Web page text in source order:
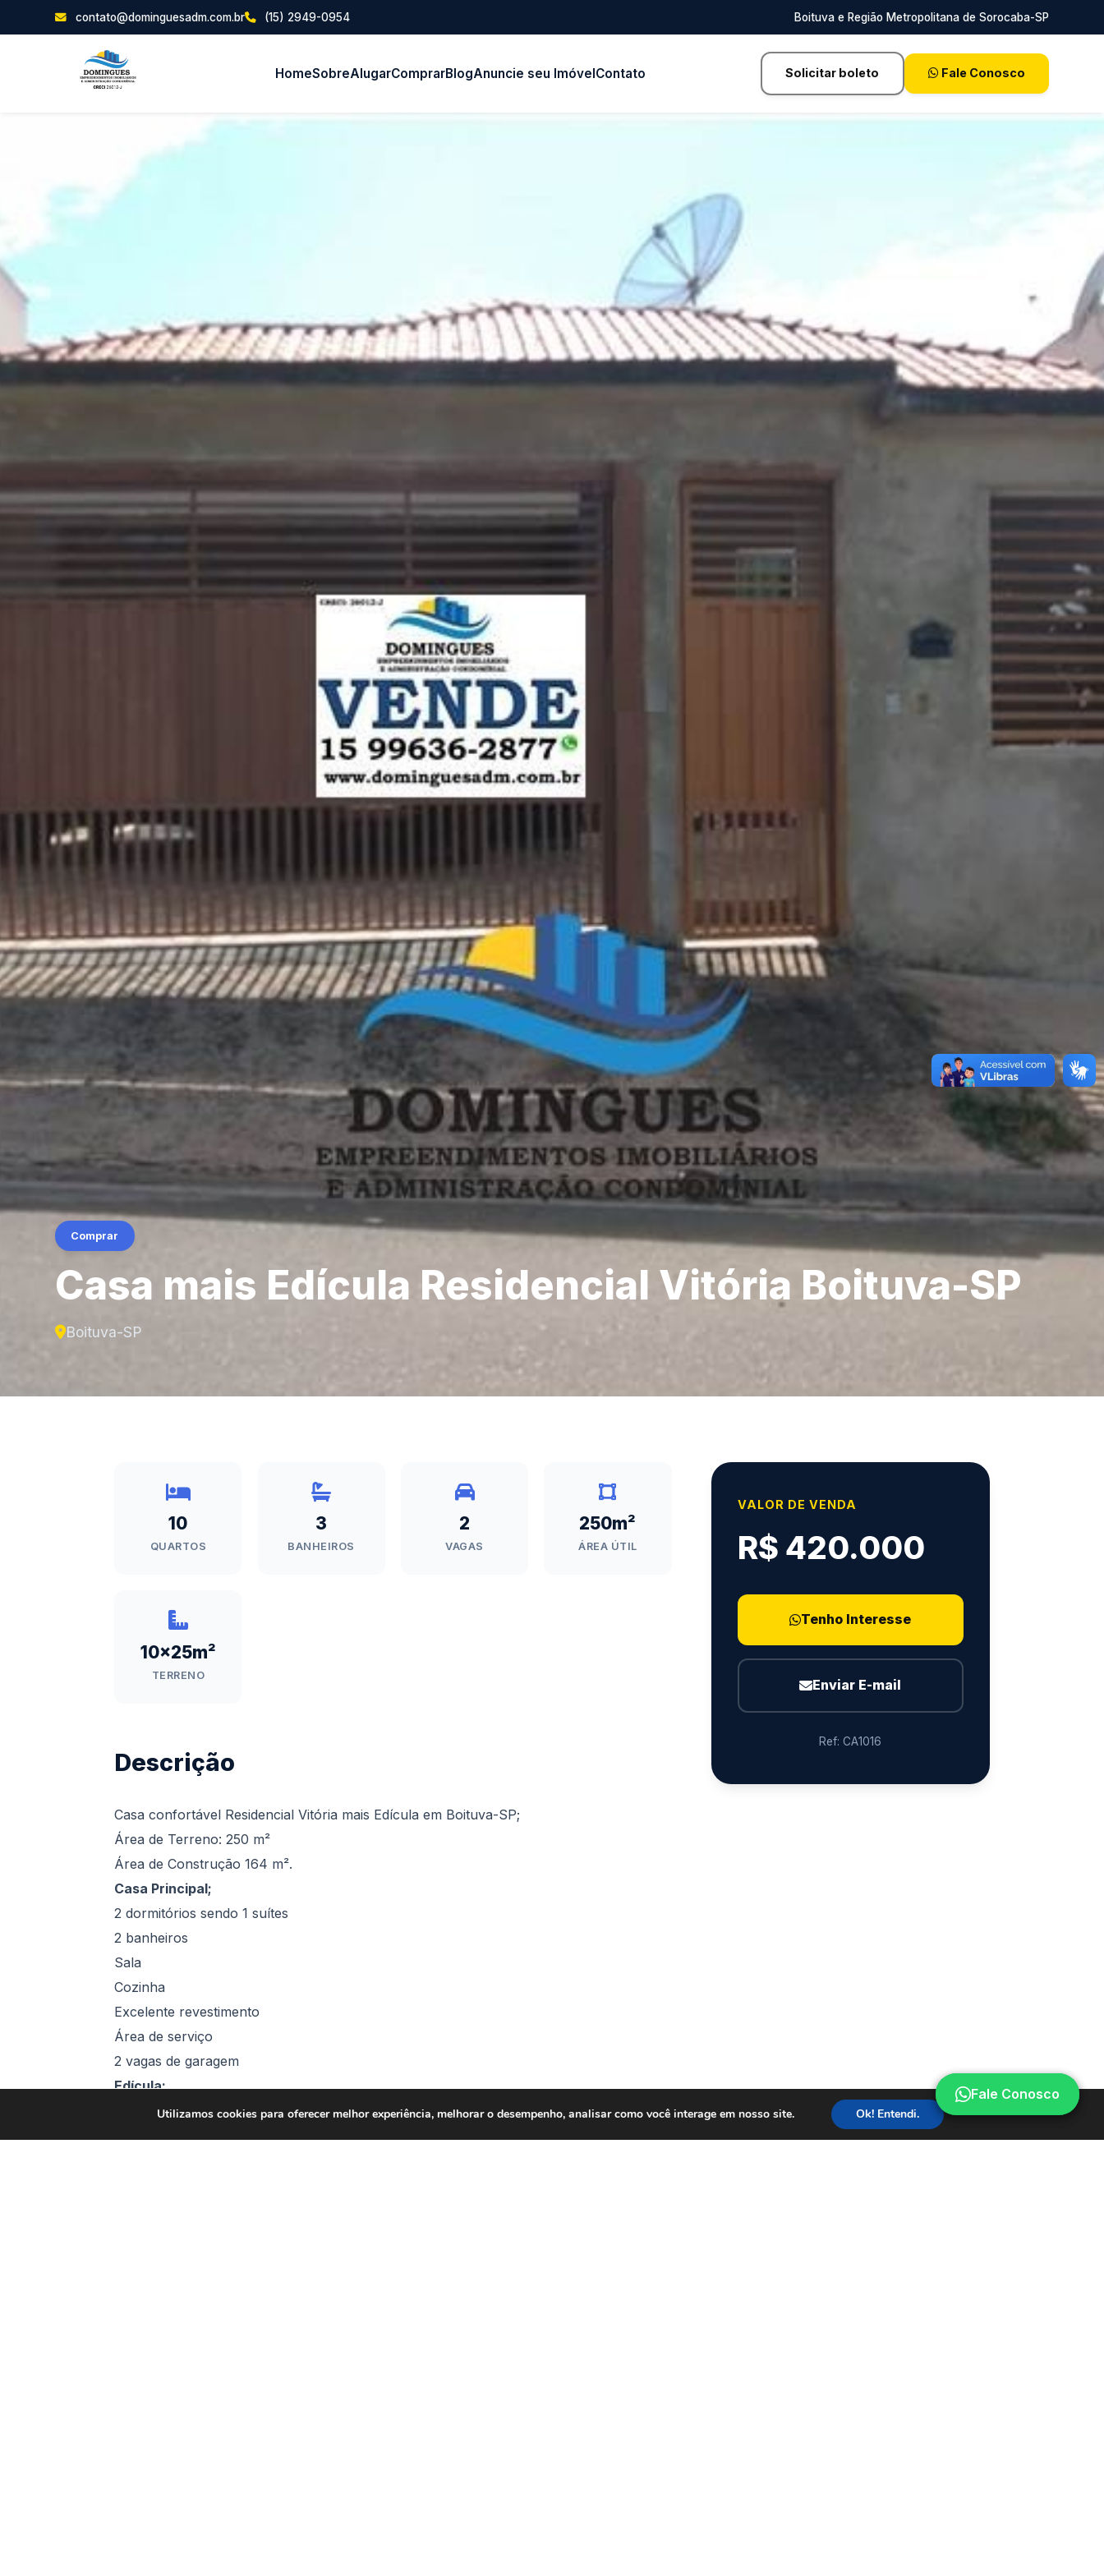
contato@dominguesadm.com.br (15) 2949-0954 Boituva e Região Metropolitana de Sorocaba-SP
HomeSobreAlugarComprarBlogAnuncie seu ImóvelContato Solicitar boleto Fale Conosco
Comprar
Casa mais Edícula Residencial Vitória Boituva-SP
Boituva-SP
10
QUARTOS
3
BANHEIROS
2
VAGAS
250m²
ÁREA ÚTIL
10x25m²
TERRENO
Descrição
Casa confortável Residencial Vitória mais Edícula em Boituva-SP;
Área de Terreno: 250 m²
Área de Construção 164 m².
Casa Principal;
2 dormitórios sendo 1 suítes
2 banheiros
Sala
Cozinha
Excelente revestimento
Área de serviço
2 vagas de garagem
Edícula;
1 dormitório
VALOR DE VENDA
R$ 420.000
Tenho Interesse
Enviar E-mail
Ref: CA1016
Fale Conosco
Fale Conosco
Utilizamos cookies para oferecer melhor experiência, melhorar o desempenho, analisar como você interage em nosso site. Ok! Entendi.